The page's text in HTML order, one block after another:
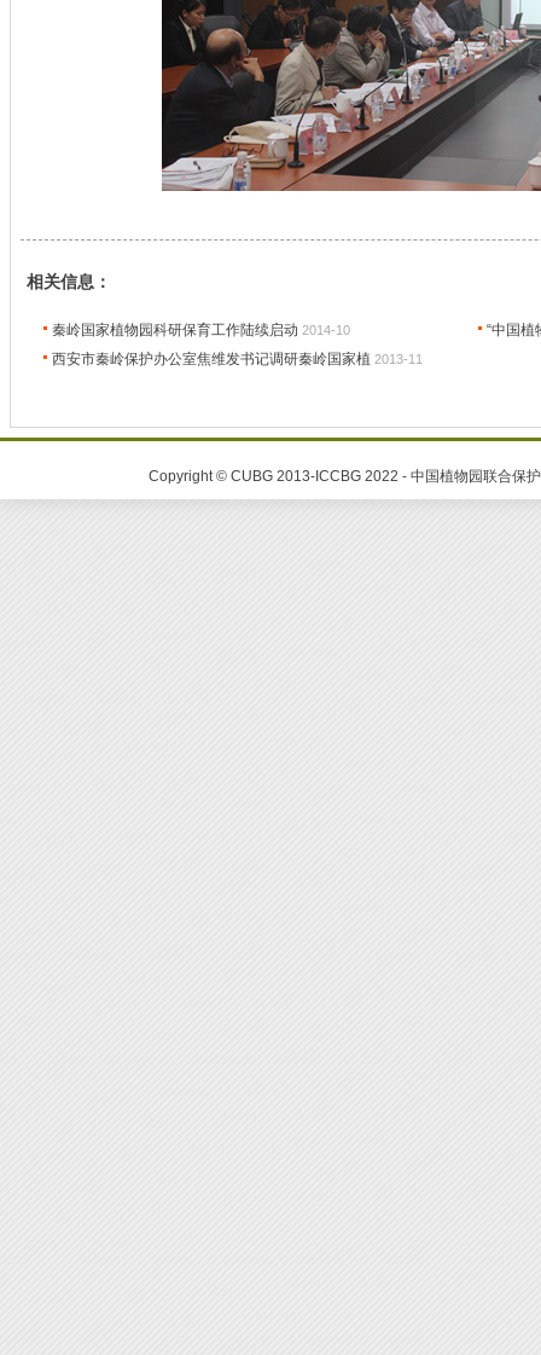
相关信息：
秦岭国家植物园科研保育工作陆续启动 2014-10
“中国植
西安市秦岭保护办公室焦维发书记调研秦岭国家植 2013-11
Copyright © CUBG 2013-ICCBG 2022 - 中国植物园联合保